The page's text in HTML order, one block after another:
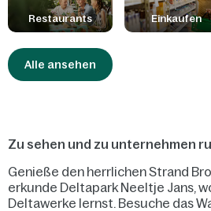
Restaurants Einkaufen
Alle ansehen
Zu sehen und zu unternehmen
Genieße den herrlichen Strand
erkunde Deltapark Neeltje Jans,
Deltawerke lernst. Besuche das